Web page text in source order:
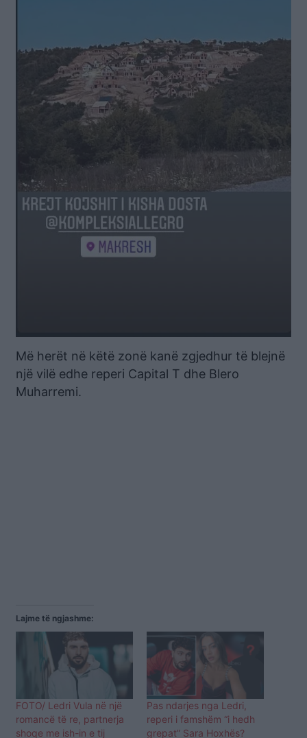
Më herët në këtë zonë kanë zgjedhur të blejnë
një vilë edhe reperi Capital T dhe Blero
Muharremi.
Lajme të ngjashme:
FOTO/ Ledri Vula në një
romancë të re, partnerja
shoqe me ish-in e tij
Pas ndarjes nga Ledri,
reperi i famshëm “i hedh
grepat” Sara Hoxhës?